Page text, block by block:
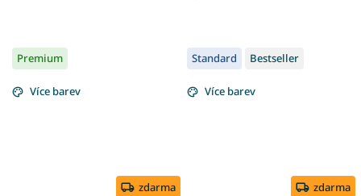
Premium
Více barev
zdarma
Standard Bestseller
Více barev
zdarma